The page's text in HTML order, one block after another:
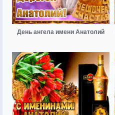
День ангела имени Анатолий